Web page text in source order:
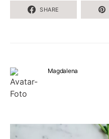
SHARE
Magdalena